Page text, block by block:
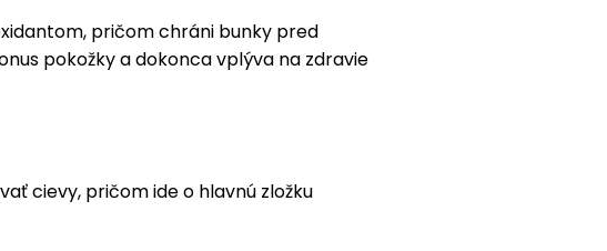
pričom chráni bunky pred
pokožky a dokonca vplýva na zdravie
cievy, pričom ide o hlavnú zložku